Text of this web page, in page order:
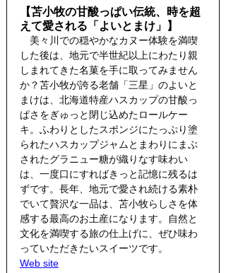
【苫小牧の甘酸っぱい伝統、時を超
えて愛される「よいとまけ」】
美々川での穏やかなカヌー体験を満喫
した後は、地元で半世紀以上にわたり親
しまれてきた名菓を手に取ってみません
か？苫小牧が誇る老舗「三星」のよいと
まけは、北海道特産ハスカップの甘酸っ
ぱさをぎゅっと閉じ込めたロールケー
キ。ふわりとしたスポンジにたっぷり塗
られたハスカップジャムとまわりにまぶ
されたグラニュー糖が織りなす味わい
は、一度口にすればきっと記憶に残るは
ずです。長年、地元で愛され続ける素朴
でいて贅沢な一品は、苫小牧らしさを体
感する最高のお土産になります。自然と
文化を満喫する旅の仕上げに、ぜひ味わ
っていただきたいスイーツです。
Web site